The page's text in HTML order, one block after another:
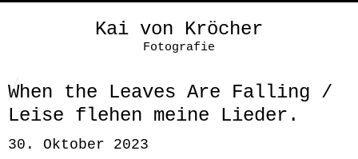
Kai von Kröcher
Fotografie
When the Leaves Are Falling /
Leise flehen meine Lieder.
30. Oktober 2023